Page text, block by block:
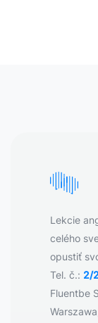
Lekcie
celého
opustiť
Tel. č.: 2/
Fluentbe